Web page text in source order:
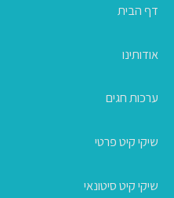
דף הבית
אודותינו
ערכות חגים
שיקי קיט פרטי
שיקי קיט סיטונאי